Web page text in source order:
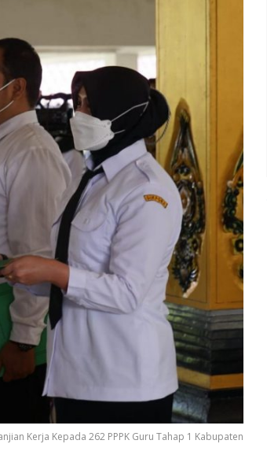
Kerja Kepada 262 PPPK Guru Tahap 1 Kabupaten